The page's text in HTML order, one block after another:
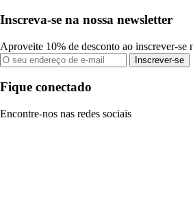
Inscreva-se na nossa newsletter
Aproveite 10% de desconto ao inscrever-se
Inscrever-se
Fique conectado
Encontre-nos nas redes sociais